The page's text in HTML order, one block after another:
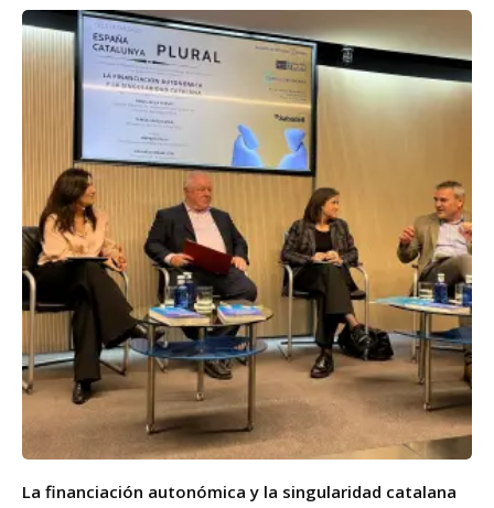
La financiación autonómica y la singularidad catalana